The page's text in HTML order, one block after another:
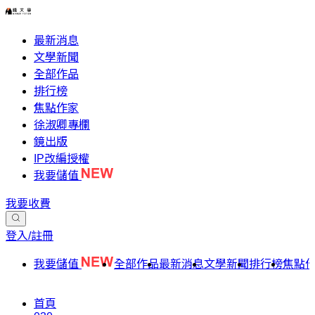
最新消息
文學新聞
全部作品
排行榜
焦點作家
徐淑卿專欄
鏡出版
IP改編授權
我要儲值
我要收費
登入/註冊
我要儲值 全部作品最新消息文學新聞排行榜焦點
首頁